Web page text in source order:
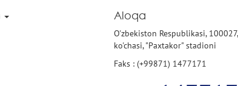
Aloqa
O'zbekiston Respublikasi,
ko'chasi, "Paxtakor" stadioni
Faks : (+99871) 1477171